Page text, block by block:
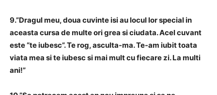
9.”Dragul meu, doua cuvinte isi au locul lor special in
aceasta cursa de multe ori grea si ciudata. Acel cuvant
este “te iubesc”. Te rog, asculta-ma. Te-am iubit toata
viata mea si te iubesc si mai mult cu fiecare zi. La multi
ani!”